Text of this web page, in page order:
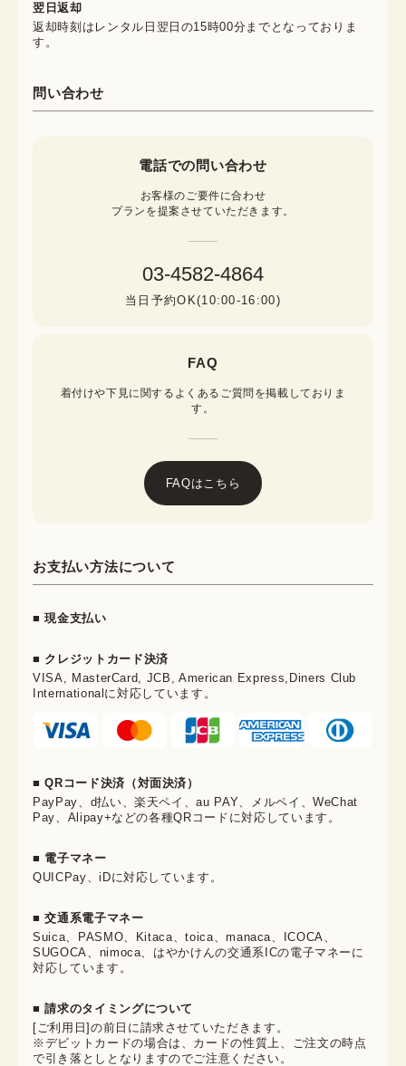
翌日返却
返却時刻はレンタル日翌日の15時00分までとなっておりま
す。
問い合わせ
電話での問い合わせ
お客様のご要件に合わせ
プランを提案させていただきます。
03-4582-4864
当日予約OK(10:00-16:00)
FAQ
着付けや下見に関するよくあるご質問を掲載しておりま
す。
FAQはこちら
お支払い方法について
■ 現金支払い
■ クレジットカード決済
VISA, MasterCard, JCB, American Express,Diners Club
Internationalに対応しています。
■ QRコード決済（対面決済）
PayPay、d払い、楽天ペイ、au PAY、メルペイ、WeChat
Pay、Alipay+などの各種QRコードに対応しています。
■ 電子マネー
QUICPay、iDに対応しています。
■ 交通系電子マネー
Suica、PASMO、Kitaca、toica、manaca、ICOCA、
SUGOCA、nimoca、はやかけんの交通系ICの電子マネーに
対応しています。
■ 請求のタイミングについて
[ご利用日]の前日に請求させていただきます。
※デビットカードの場合は、カードの性質上、ご注文の時点
で引き落としとなりますのでご注意ください。